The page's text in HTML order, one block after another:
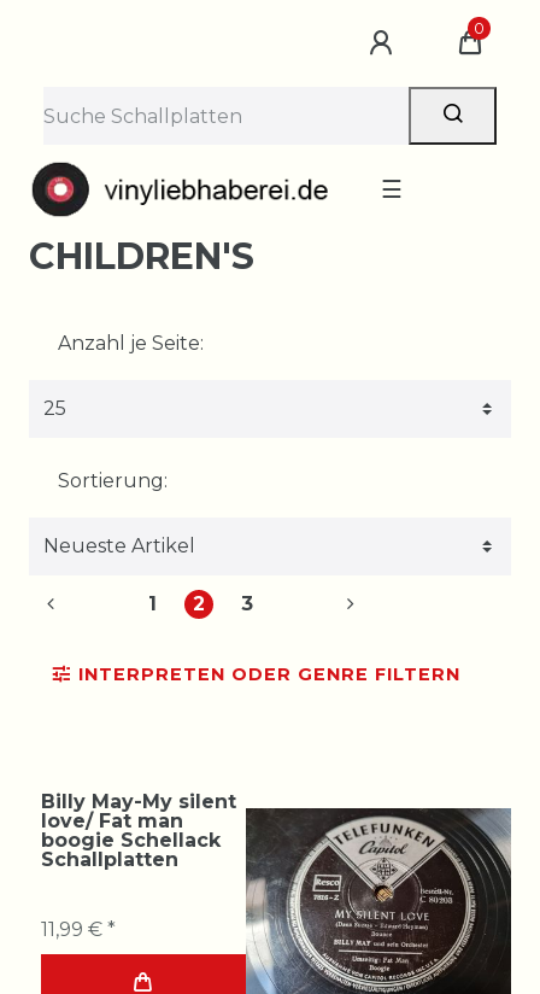
0
☰
CHILDREN'S
Anzahl je Seite:
Sortierung:
1 2 3
INTERPRETEN ODER GENRE FILTERN
Billy May-My silent
love/ Fat man
boogie Schellack
Schallplatten
11,99 € *